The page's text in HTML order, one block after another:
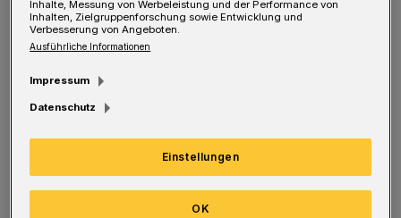
Inhalte, Messung von Werbeleistung und der Performance von
Inhalten, Zielgruppenforschung sowie Entwicklung und
Verbesserung von Angeboten.
Ausführliche Informationen
Impressum
Datenschutz
Einstellungen
OK